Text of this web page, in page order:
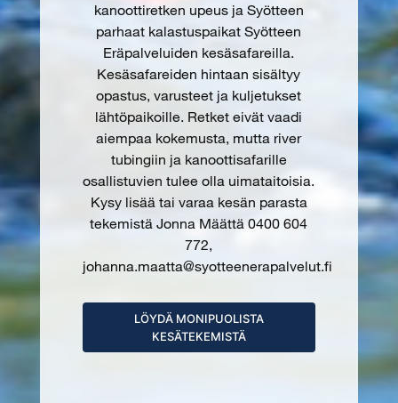
kanoottiretken upeus ja Syötteen
parhaat kalastuspaikat Syötteen
Eräpalveluiden kesäsafareilla.
Kesäsafareiden hintaan sisältyy
opastus, varusteet ja kuljetukset
lähtöpaikoille. Retket eivät vaadi
aiempaa kokemusta, mutta river
tubingiin ja kanoottisafarille
osallistuvien tulee olla uimataitoisia.
Kysy lisää tai varaa kesän parasta
tekemistä Jonna Määttä 0400 604
772,
johanna.maatta@syotteenerapalvelut.fi
LÖYDÄ MONIPUOLISTA
KESÄTEKEMISTÄ